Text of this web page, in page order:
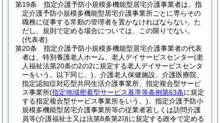
第19条
指定介護予防小規模多機能型居宅介護事業者は、指
定介護予防小規模多機能型居宅介護事業所ごとに専らその
職務に従事する常勤の管理者を置かなければならない。 た
だし、規則で定める場合については、この限りでない。
(代表者)
第20条
指定介護予防小規模多機能型居宅介護事業者の代表
者は、特別養護老人ホーム、老人デイサービスセンター(老
人福祉法第20条の2の2に規定する老人デイサービスセンタ
ーをいう。以下同じ。) 、介護老人保健施設、介護医療院、
指定認知症対応型共同生活介護事業所、指定複合型サービ
ス事業所(指定地域密着型サービス基準等条例第63条に規定
する指定複合型サービス事業所をいう。) 、指定介護予防小
規模多機能型居宅介護事業所等の従業者若しくは訪問介護
員等(介護福祉士又は法第8条第2項に規定する政令で定める